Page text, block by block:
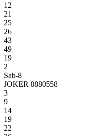
12
21
25
26
43
49
19
2
Sab-8
JOKER 8880558
3
9
14
19
22